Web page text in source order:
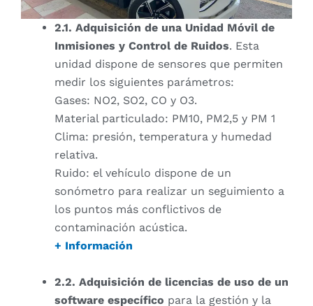
2.1. Adquisición de una Unidad Móvil de
Inmisiones y Control de Ruidos. Esta
unidad dispone de sensores que permiten
medir los siguientes parámetros:
Gases: NO2, SO2, CO y O3.
Material particulado: PM10, PM2,5 y PM 1
Clima: presión, temperatura y humedad
relativa.
Ruido: el vehículo dispone de un
sonómetro para realizar un seguimiento a
los puntos más conflictivos de
contaminación acústica.
+ Información
2.2. Adquisición de licencias de uso de un
software específico para la gestión y la